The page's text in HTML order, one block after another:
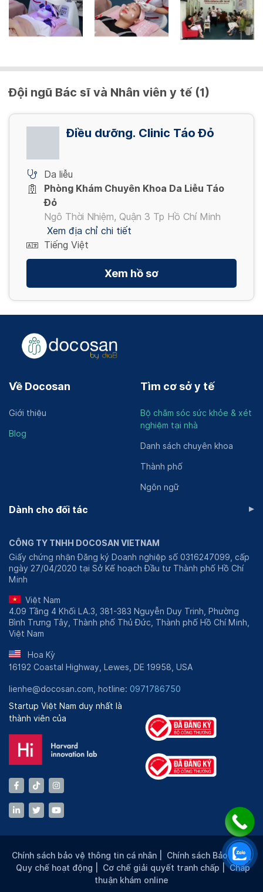
Đội ngũ Bác sĩ và Nhân viên y tế (1)
Điều dưỡng. Clinic Táo Đỏ
Da liễu
Phòng Khám Chuyên Khoa Da Liễu Táo
Đỏ
Ngô Thời Nhiệm, Quận 3 Tp Hồ Chí Minh
Xem địa chỉ chi tiết
Tiếng Việt
Xem hồ sơ
Về Docosan
Giới thiệu
Blog
Tìm cơ sở y tế
Bộ chăm sóc sức khỏe & xét
nghiệm tại nhà
Danh sách chuyên khoa
Thành phố
Ngôn ngữ
Dành cho đối tác ▸
CÔNG TY TNHH DOCOSAN VIETNAM
Giấy chứng nhận Đăng ký Doanh nghiệp số 0316247099, cấp
ngày 27/04/2020 tại Sở Kế hoạch Đầu tư Thành phố Hồ Chí
Minh
Việt Nam
4.09 Tầng 4 Khối LA.3, 381-383 Nguyễn Duy Trinh, Phường
Bình Trưng Tây, Thành phố Thủ Đức, Thành phố Hồ Chí Minh,
Việt Nam
Hoa Kỳ
16192 Coastal Highway, Lewes, DE 19958, USA
lienhe@docosan.com, hotline: 0971786750
Startup Việt Nam duy nhất là
thành viên của
Chính sách bảo vệ thông tin cá nhân Chính sách Bảo mật |
Quy chế hoạt động
Cơ chế giải quyết tranh chấp |Chấp
thuận khám online